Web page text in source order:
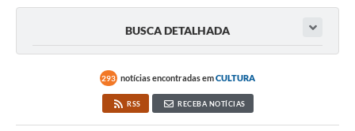
EDOB
BUSCA DETALHADA
293 notícias encontradas emCULTURA
RSS RECEBA NOTÍCIAS